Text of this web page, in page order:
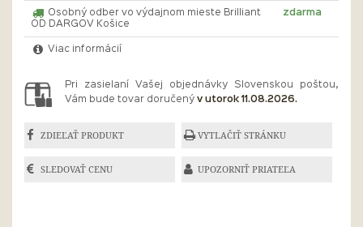
Osobný odber vo výdajnom mieste Brilliant
OD DARGOV Košice
zdarma
Viac informácií
Pri zasielaní Vašej objednávky Slovenskou poštou,
Vám bude tovar doručený v utorok 11.08.2026.
ZDIEĽAŤ PRODUKT VYTLAČIŤ STRÁNKU
SLEDOVAŤ CENU UPOZORNIŤ PRIATEĽA